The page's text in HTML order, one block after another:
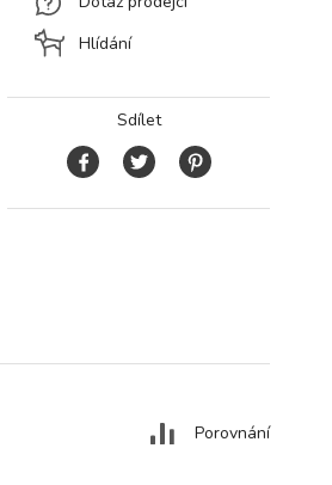
Hlídání
Sdílet
Porovnání